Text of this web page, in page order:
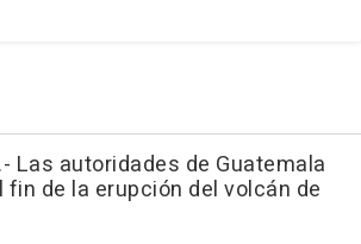
Las autoridades de Guatemala
fin de la erupción del volcán de